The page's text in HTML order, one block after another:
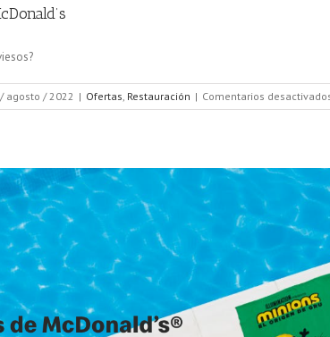
agosto / 2022 | Ofertas, Restauración | Comentarios